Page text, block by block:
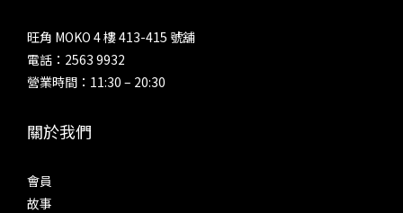
旺角 MOKO 4 樓 413-415 號舖
電話：2563 9932
營業時間：11:30 – 20:30
關於我們
會員
故事